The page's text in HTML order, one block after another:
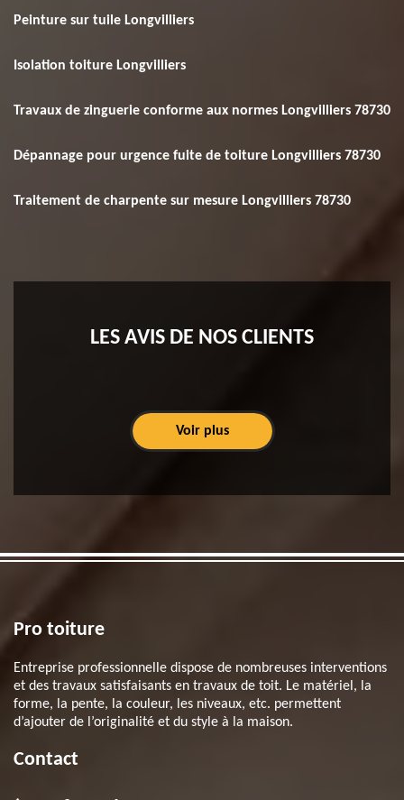
Peinture sur tuile Longvilliers
Isolation toiture Longvilliers
Travaux de zinguerie conforme aux normes Longvilliers 78730
Dépannage pour urgence fuite de toiture Longvilliers 78730
Traitement de charpente sur mesure Longvilliers 78730
LES AVIS DE NOS CLIENTS
Voir plus
Pro toiture
Entreprise professionnelle dispose de nombreuses interventions
et des travaux satisfaisants en travaux de toit. Le matériel, la
forme, la pente, la couleur, les niveaux, etc. permettent
d’ajouter de l’originalité et du style à la maison.
Contact